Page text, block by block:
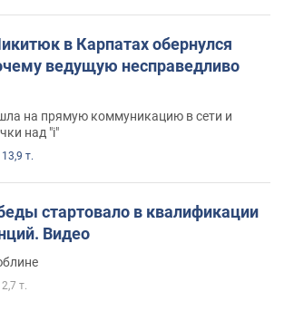
в Карпатах обернулся
ведущую несправедливо
на прямую коммуникацию в сети и
над "i"
13,9 т.
стартовало в квалификации
Видео
2,7 т.